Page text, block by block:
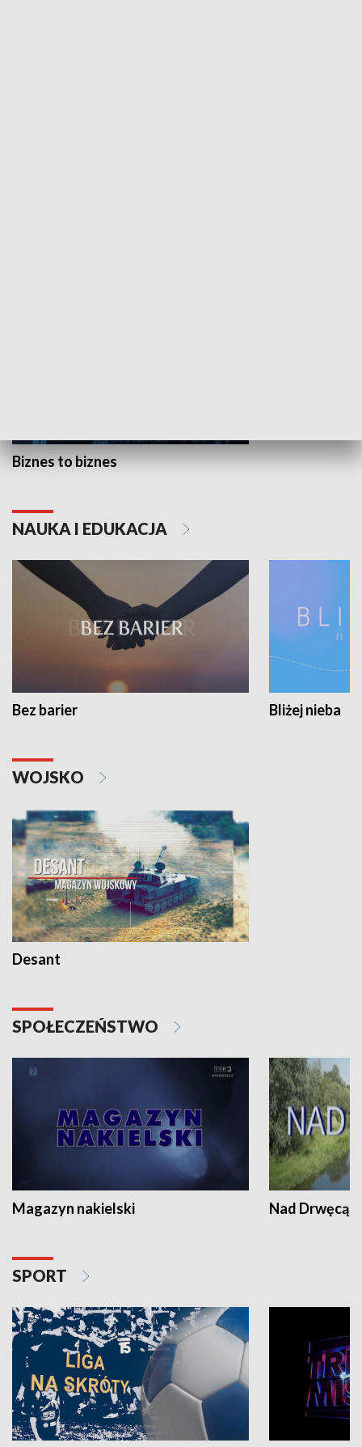
Biznes to biznes
NAUKA I EDUKACJA
Bez barier Bliżej nieba
WOJSKO
Desant
SPOŁECZEŃSTWO
Magazyn nakielski Nad Drwęcą
SPORT